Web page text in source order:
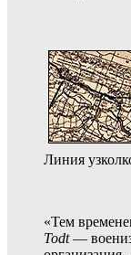
Линия
«Тем
Todt—